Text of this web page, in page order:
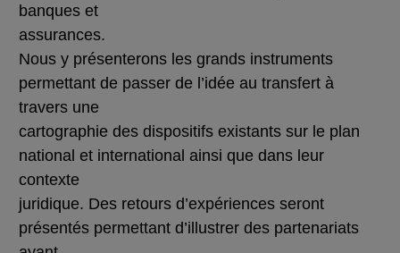
banques et
assurances.
Nous y présenterons les grands instruments
permettant de passer de l’idée au transfert à
travers une
cartographie des dispositifs existants sur le plan
national et international ainsi que dans leur
contexte
juridique. Des retours d’expériences seront
présentés permettant d’illustrer des partenariats